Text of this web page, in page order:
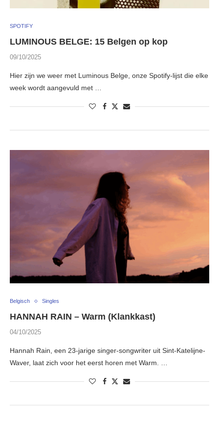
SPOTIFY
LUMINOUS BELGE: 15 Belgen op kop
09/10/2025
Hier zijn we weer met Luminous Belge, onze Spotify-lijst die elke
week wordt aangevuld met …
Belgisch Singles
HANNAH RAIN – Warm (Klankkast)
04/10/2025
Hannah Rain, een 23-jarige singer-songwriter uit Sint-Katelijne-
Waver, laat zich voor het eerst horen met Warm. …